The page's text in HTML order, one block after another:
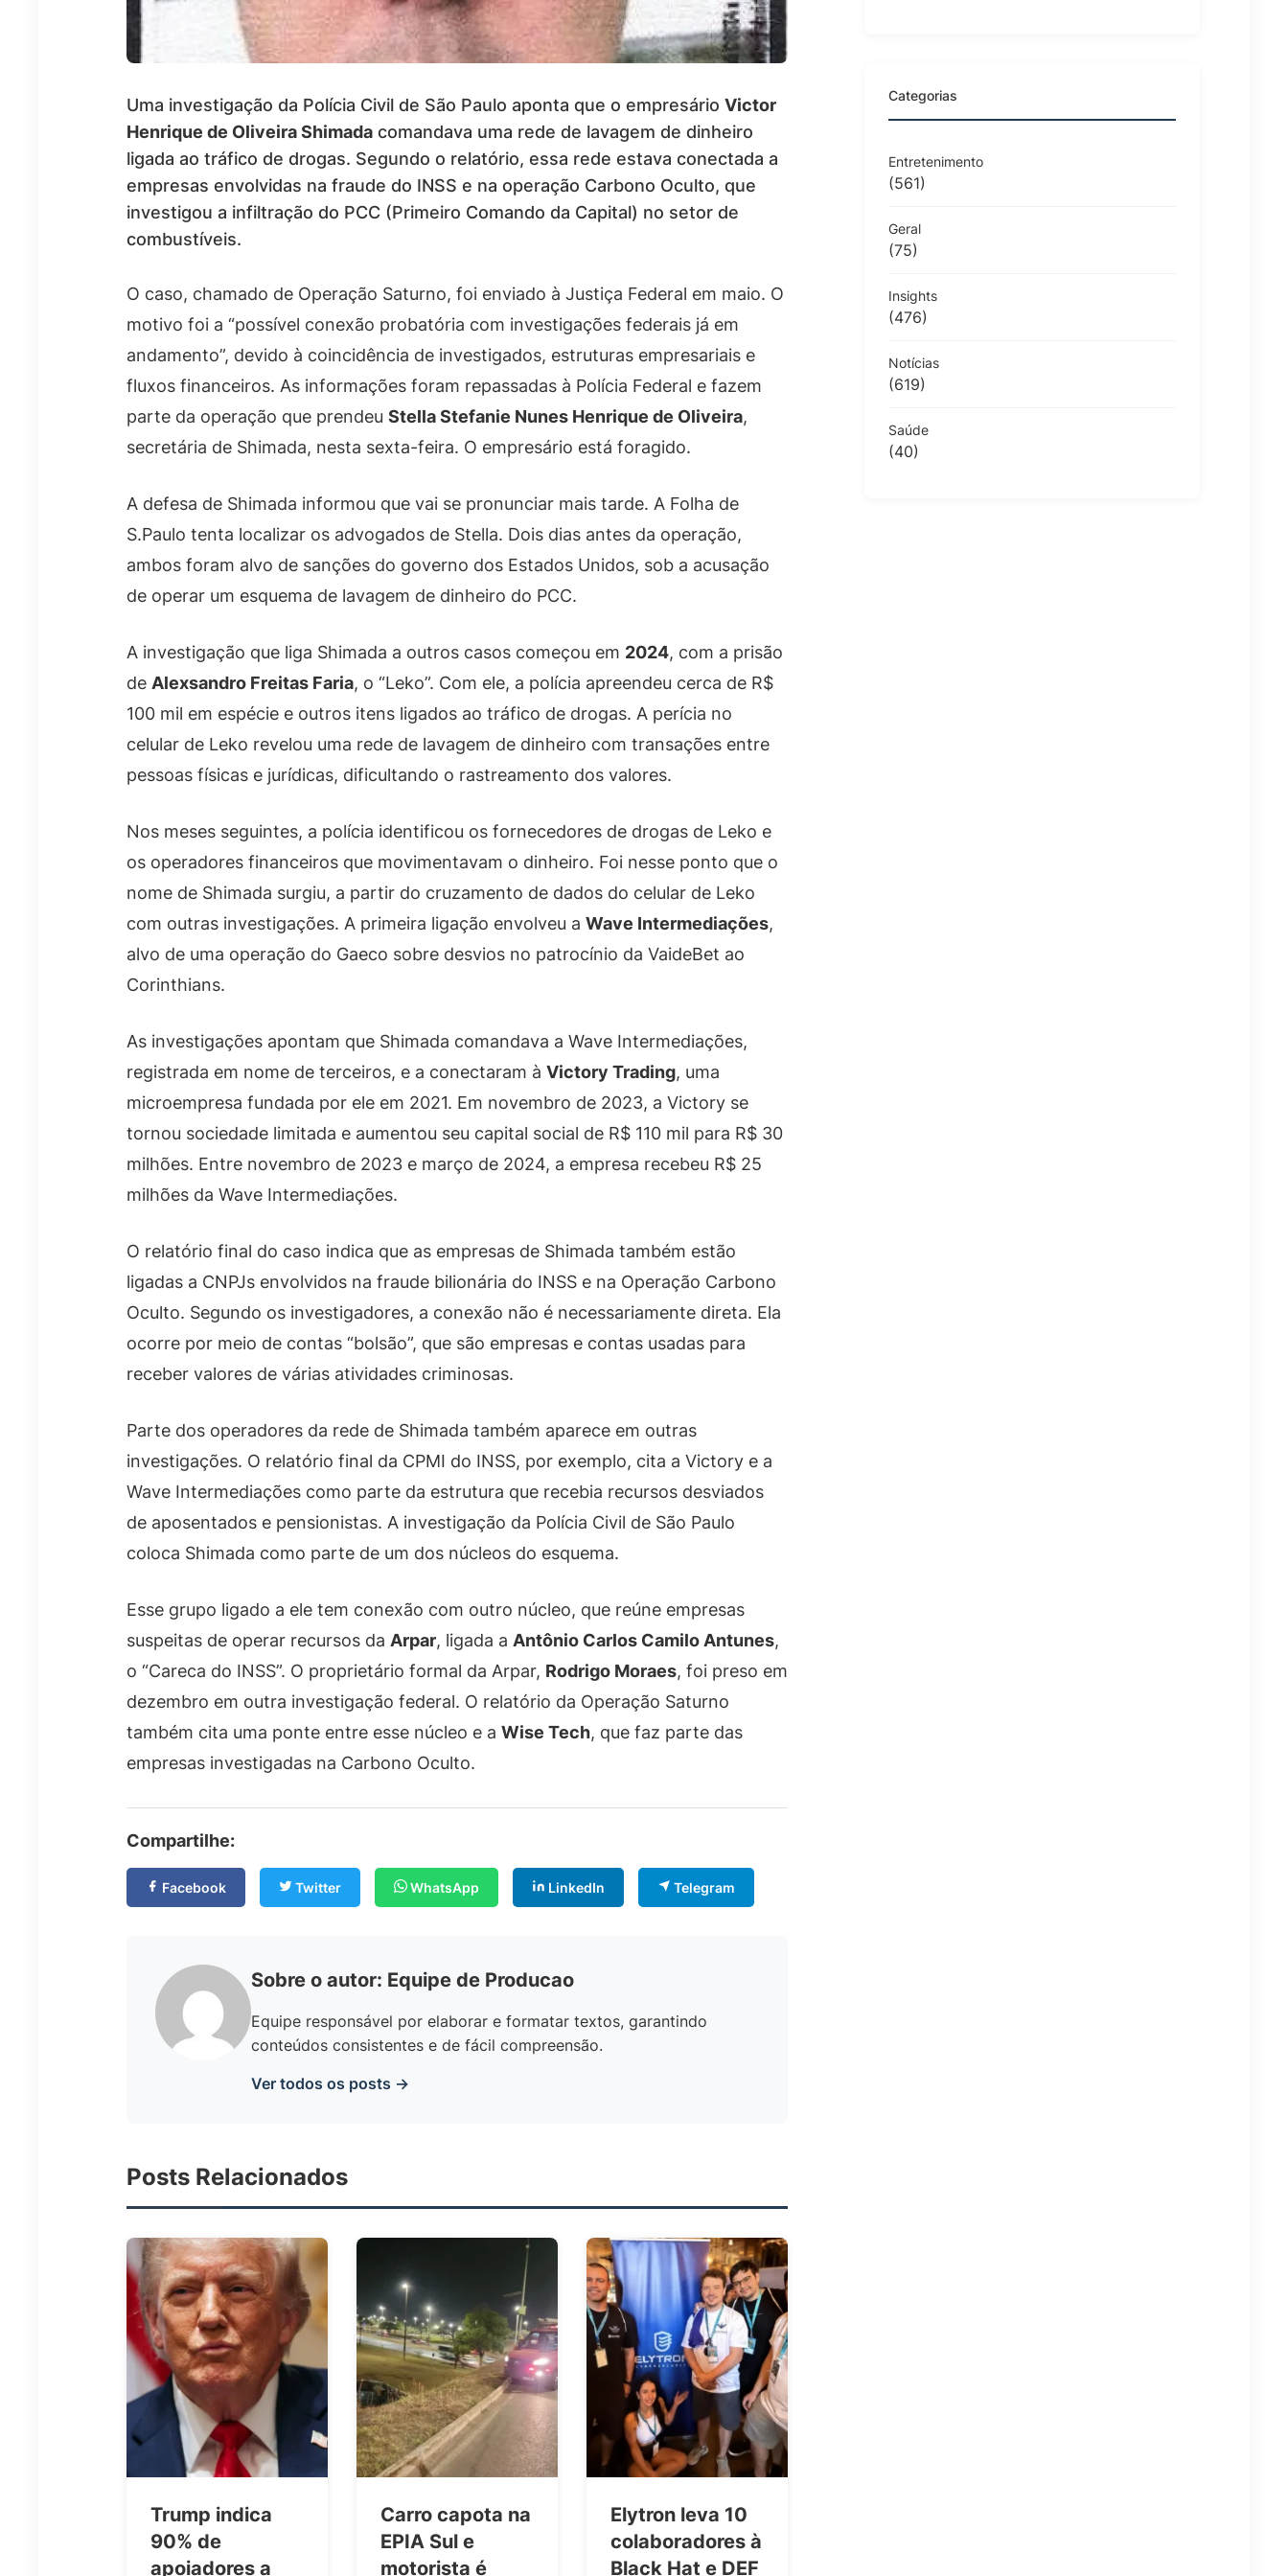
Uma investigação da Polícia Civil de São Paulo aponta que o empresário Victor
Henrique de Oliveira Shimada comandava uma rede de lavagem de dinheiro
ligada ao tráfico de drogas. Segundo o relatório, essa rede estava conectada a
empresas envolvidas na fraude do INSS e na operação Carbono Oculto, que
investigou a infiltração do PCC (Primeiro Comando da Capital) no setor de
combustíveis.
O caso, chamado de Operação Saturno, foi enviado à Justiça Federal em maio. O
motivo foi a “possível conexão probatória com investigações federais já em
andamento”, devido à coincidência de investigados, estruturas empresariais e
fluxos financeiros. As informações foram repassadas à Polícia Federal e fazem
parte da operação que prendeu Stella Stefanie Nunes Henrique de Oliveira,
secretária de Shimada, nesta sexta-feira. O empresário está foragido.
A defesa de Shimada informou que vai se pronunciar mais tarde. A Folha de
S.Paulo tenta localizar os advogados de Stella. Dois dias antes da operação,
ambos foram alvo de sanções do governo dos Estados Unidos, sob a acusação
de operar um esquema de lavagem de dinheiro do PCC.
A investigação que liga Shimada a outros casos começou em 2024, com a prisão
de Alexsandro Freitas Faria, o “Leko”. Com ele, a polícia apreendeu cerca de R$
100 mil em espécie e outros itens ligados ao tráfico de drogas. A perícia no
celular de Leko revelou uma rede de lavagem de dinheiro com transações entre
pessoas físicas e jurídicas, dificultando o rastreamento dos valores.
Nos meses seguintes, a polícia identificou os fornecedores de drogas de Leko e
os operadores financeiros que movimentavam o dinheiro. Foi nesse ponto que o
nome de Shimada surgiu, a partir do cruzamento de dados do celular de Leko
com outras investigações. A primeira ligação envolveu a Wave Intermediações,
alvo de uma operação do Gaeco sobre desvios no patrocínio da VaideBet ao
Corinthians.
As investigações apontam que Shimada comandava a Wave Intermediações,
registrada em nome de terceiros, e a conectaram à Victory Trading, uma
microempresa fundada por ele em 2021. Em novembro de 2023, a Victory se
tornou sociedade limitada e aumentou seu capital social de R$ 110 mil para R$ 30
milhões. Entre novembro de 2023 e março de 2024, a empresa recebeu R$ 25
milhões da Wave Intermediações.
O relatório final do caso indica que as empresas de Shimada também estão
ligadas a CNPJs envolvidos na fraude bilionária do INSS e na Operação Carbono
Oculto. Segundo os investigadores, a conexão não é necessariamente direta. Ela
ocorre por meio de contas “bolsão”, que são empresas e contas usadas para
receber valores de várias atividades criminosas.
Parte dos operadores da rede de Shimada também aparece em outras
investigações. O relatório final da CPMI do INSS, por exemplo, cita a Victory e a
Wave Intermediações como parte da estrutura que recebia recursos desviados
de aposentados e pensionistas. A investigação da Polícia Civil de São Paulo
coloca Shimada como parte de um dos núcleos do esquema.
Esse grupo ligado a ele tem conexão com outro núcleo, que reúne empresas
suspeitas de operar recursos da Arpar, ligada a Antônio Carlos Camilo Antunes,
o “Careca do INSS”. O proprietário formal da Arpar, Rodrigo Moraes, foi preso em
dezembro em outra investigação federal. O relatório da Operação Saturno
também cita uma ponte entre esse núcleo e a Wise Tech, que faz parte das
empresas investigadas na Carbono Oculto.
Compartilhe:
Facebook Twitter WhatsApp LinkedIn Telegram
Sobre o autor: Equipe de Producao
Equipe responsável por elaborar e formatar textos, garantindo
conteúdos consistentes e de fácil compreensão.
Ver todos os posts →
Posts Relacionados
Trump indica
90% de
apoiadores a
Carro capota na
EPIA Sul e
motorista é
Elytron leva 10
colaboradores à
Black Hat e DEF
Categorias
Entretenimento
(561)
Geral
(75)
Insights
(476)
Notícias
(619)
Saúde
(40)